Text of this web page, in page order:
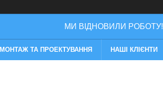
МИ ВІДНОВИЛИ РОБОТУ!
МОНТАЖ ТА ПРОЕКТУВАННЯ НАШІ КЛІЄНТИ